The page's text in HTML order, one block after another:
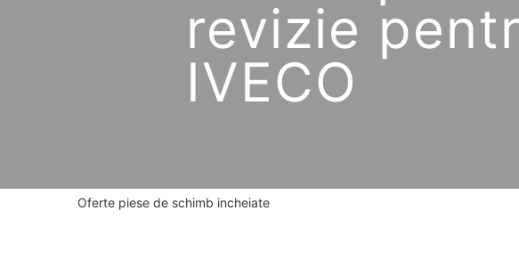
revizie
IVECO
Oferte piese de schimb incheiate